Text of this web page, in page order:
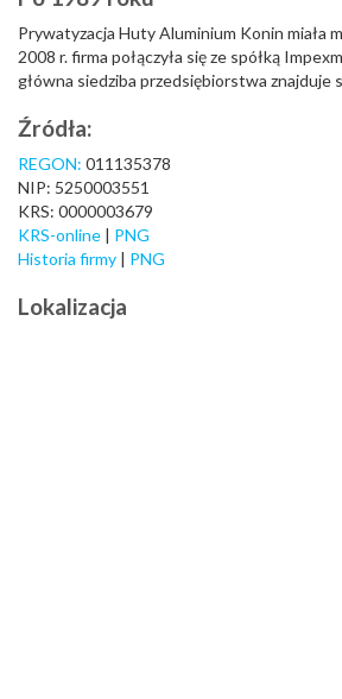
Prywatyzacja Huty Aluminium Konin miała
2008 r. firma połączyła się ze spółką
główna siedziba przedsiębiorstwa znajduje
Źródła:
REGON: 011135378
NIP: 5250003551
KRS: 0000003679
KRS-online | PNG
Historia firmy | PNG
Lokalizacja